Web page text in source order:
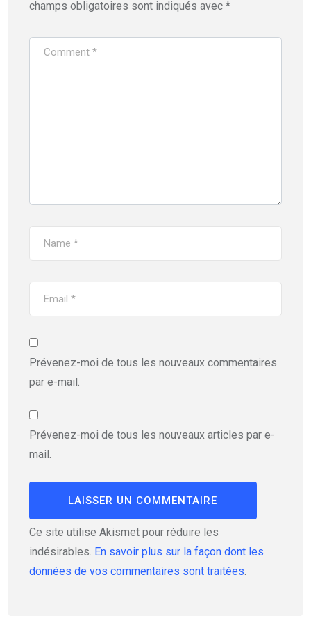
champs obligatoires sont indiqués avec *
Prévenez-moi de tous les nouveaux commentaires
par e-mail.
Prévenez-moi de tous les nouveaux articles par e-
mail.
Ce site utilise Akismet pour réduire les
indésirables. En savoir plus sur la façon dont les
données de vos commentaires sont traitées.